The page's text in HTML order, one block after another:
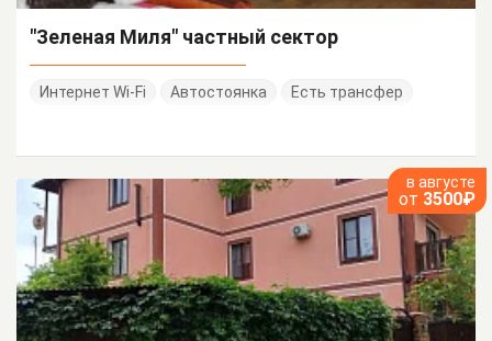
"Зеленая Миля" частный сектор
Интернет Wi-Fi Автостоянка Есть трансфер
в августе
от 3500₽